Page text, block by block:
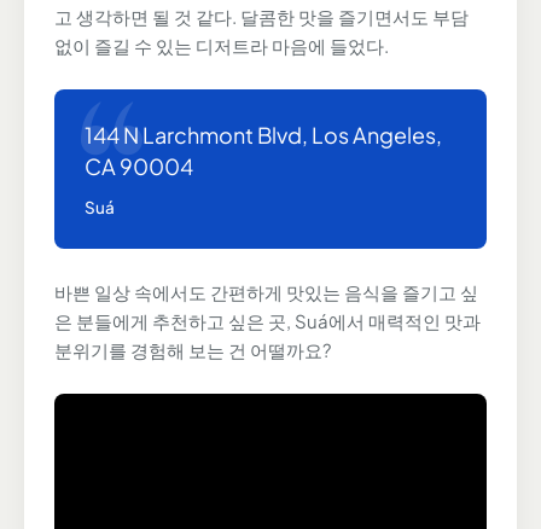
고 생각하면 될 것 같다. 달콤한 맛을 즐기면서도 부담
없이 즐길 수 있는 디저트라 마음에 들었다.
144 N Larchmont Blvd, Los Angeles,
CA 90004
Suá
바쁜 일상 속에서도 간편하게 맛있는 음식을 즐기고 싶
은 분들에게 추천하고 싶은 곳, Suá에서 매력적인 맛과
분위기를 경험해 보는 건 어떨까요?